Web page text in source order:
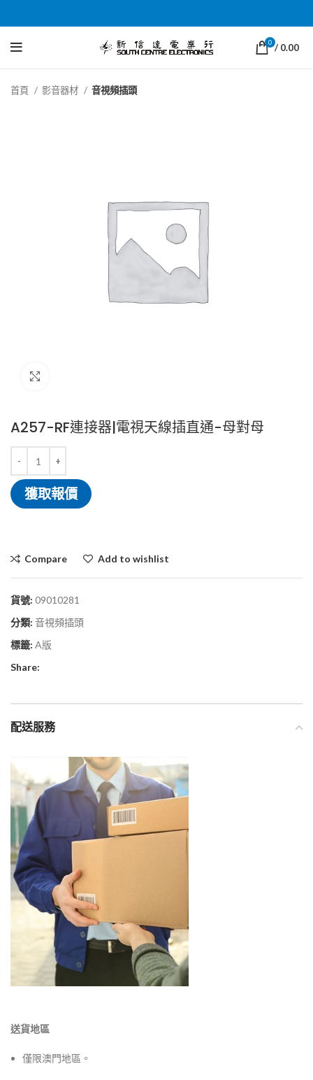
0 / 0.00
首頁 影音器材 音視頻插頭
A257-RF連接器|電視天線插直通-母對母
獲取報價
Compare Add to wishlist
貨號: 09010281
分類: 音視頻插頭
標籤: A版
Share:
配送服務
送貨地區
僅限澳門地區。